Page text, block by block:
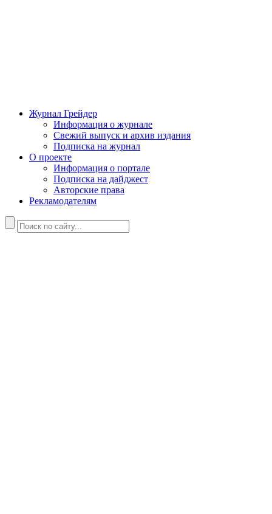
Журнал Грейдер
Информация о журнале
Свежий выпуск и архив издания
Подписка на журнал
О проекте
Информация о портале
Подписка на дайджест
Авторские права
Рекламодателям